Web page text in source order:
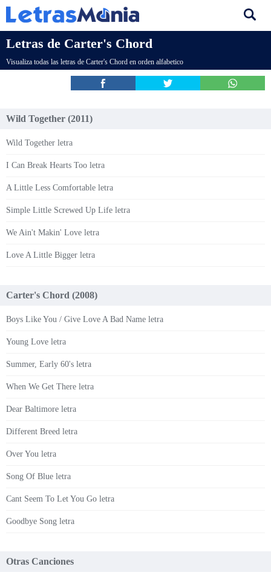
Letras de Carter's Chord
Visualiza todas las letras de Carter's Chord en orden alfabetico
Wild Together (2011)
Wild Together letra
I Can Break Hearts Too letra
A Little Less Comfortable letra
Simple Little Screwed Up Life letra
We Ain't Makin' Love letra
Love A Little Bigger letra
Carter's Chord (2008)
Boys Like You / Give Love A Bad Name letra
Young Love letra
Summer, Early 60's letra
When We Get There letra
Dear Baltimore letra
Different Breed letra
Over You letra
Song Of Blue letra
Cant Seem To Let You Go letra
Goodbye Song letra
Otras Canciones